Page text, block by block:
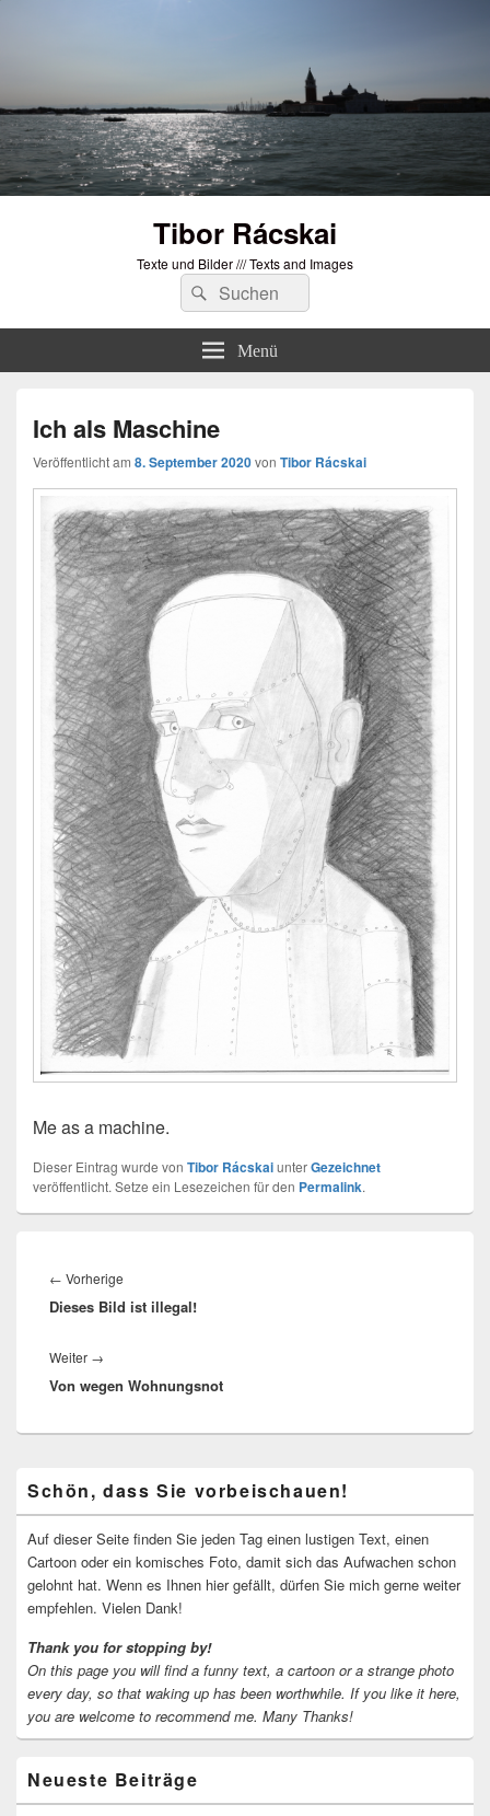
Tibor Rácskai
Texte und Bilder /// Texts and Images
Suchen
nach:
Suchen
Menü
Ich als Maschine
Veröffentlicht am 8. September 2020von Tibor Rácskai
Me as a machine.
Dieser Eintrag wurde von Tibor RácskaiunterGezeichnet
veröffentlicht. Setze ein Lesezeichen für den Permalink.
← Vorherige
Beitrag:
Dieses Bild ist illegal!
Weiter →
Beitrag:
Von wegen Wohnungsnot
Seitenleisten-
Widgetbereich
Schön, dass Sie vorbeischauen!
Auf dieser Seite finden Sie jeden Tag einen lustigen Text, einen
Cartoon oder ein komisches Foto, damit sich das Aufwachen schon
gelohnt hat. Wenn es Ihnen hier gefällt, dürfen Sie mich gerne weiter
empfehlen. Vielen Dank!
Thank you for stopping by!
On this page you will find a funny text, a cartoon or a strange photo
every day, so that waking up has been worthwhile. If you like it here,
you are welcome to recommend me. Many Thanks!
Neueste Beiträge